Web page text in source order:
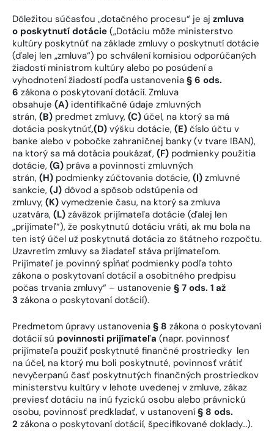
Dôležitou súčasťou „dotačného procesu“ je aj zmluva
o poskytnutí dotácie („Dotáciu môže ministerstvo
kultúry poskytnúť na základe zmluvy o poskytnutí dotácie
(ďalej len „zmluva“) po schválení komisiou odporúčaných
žiadostí ministrom kultúry alebo po posúdení a
vyhodnotení žiadostí podľa ustanovenia § 6 ods.
6 zákona o poskytovaní dotácií. Zmluva
obsahuje (A) identifikačné údaje zmluvných
strán, (B) predmet zmluvy, (C) účel, na ktorý sa má
dotácia poskytnúť,(D) výšku dotácie, (E) číslo účtu v
banke alebo v pobočke zahraničnej banky (v tvare IBAN),
na ktorý sa má dotácia poukázať, (F) podmienky použitia
dotácie, (G) práva a povinnosti zmluvných
strán, (H) podmienky zúčtovania dotácie, (I) zmluvné
sankcie, (J) dôvod a spôsob odstúpenia od
zmluvy, (K) vymedzenie času, na ktorý sa zmluva
uzatvára, (L) záväzok prijímateľa dotácie (ďalej len
„prijímateľ“), že poskytnutú dotáciu vráti, ak mu bola na
ten istý účel už poskytnutá dotácia zo štátneho rozpočtu.
Uzavretím zmluvy sa žiadateľ stáva prijímateľom.
Prijímateľ je povinný spĺňať podmienky podľa tohto
zákona o poskytovaní dotácií a osobitného predpisu
počas trvania zmluvy“ – ustanovenie § 7 ods. 1 až
3 zákona o poskytovaní dotácií).
Predmetom úpravy ustanovenia § 8 zákona o poskytovaní
dotácií sú povinnosti prijímateľa (napr. povinnosť
prijímateľa použiť poskytnuté finančné prostriedky len
na účel, na ktorý mu boli poskytnuté, povinnosť vrátiť
nevyčerpanú časť poskytnutých finančných prostriedkov
ministerstvu kultúry v lehote uvedenej v zmluve, zákaz
previesť dotáciu na inú fyzickú osobu alebo právnickú
osobu, povinnosť predkladať, v ustanovení§ 8 ods.
2 zákona o poskytovaní dotácií, špecifikované doklady…).